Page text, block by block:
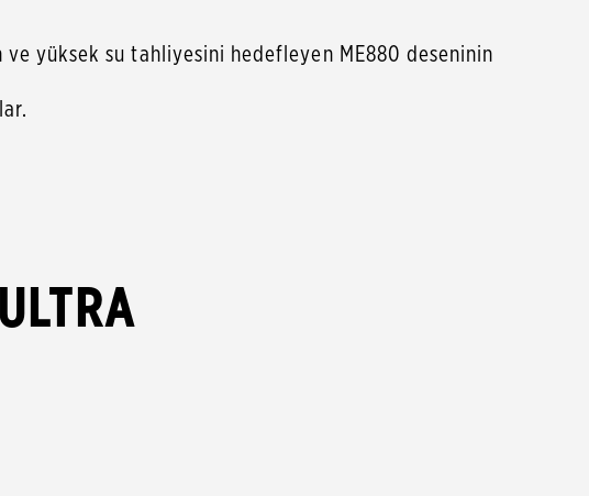
ve yüksek su tahliyesini hedefleyen ME880 deseninin